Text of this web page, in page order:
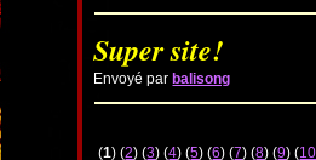
Super site!
Envoyé par balisong
(1) (2) (3) (4) (5) (6) (7) (8) (9) (10